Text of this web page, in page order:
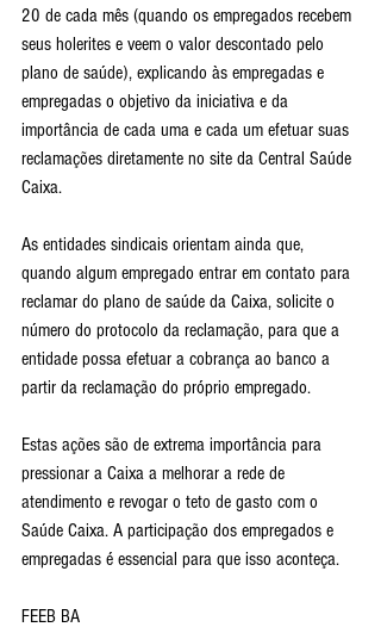
20 de cada mês (quando os empregados recebem
seus holerites e veem o valor descontado pelo
plano de saúde), explicando às empregadas e
empregadas o objetivo da iniciativa e da
importância de cada uma e cada um efetuar suas
reclamações diretamente no site da Central Saúde
Caixa.
As entidades sindicais orientam ainda que,
quando algum empregado entrar em contato para
reclamar do plano de saúde da Caixa, solicite o
número do protocolo da reclamação, para que a
entidade possa efetuar a cobrança ao banco a
partir da reclamação do próprio empregado.
Estas ações são de extrema importância para
pressionar a Caixa a melhorar a rede de
atendimento e revogar o teto de gasto com o
Saúde Caixa. A participação dos empregados e
empregadas é essencial para que isso aconteça.
FEEB BA